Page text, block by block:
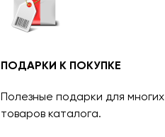
ПОДАРКИ К ПОКУПКЕ
Полезные подарки для многих
товаров каталога.